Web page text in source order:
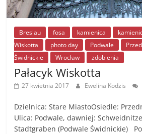
Breslau fosa kamienica
Wiskotta
photo day Podwale
Świdnickie
Wrocław zdobienia
Pałacyk Wiskotta
27 kwietnia 2017 Ewelina Kodzis
Dzielnica: Stare MiastoOsiedle:
Ulica: Podwale, dawniej:
Stadtgraben (Podwale Świdnickie)